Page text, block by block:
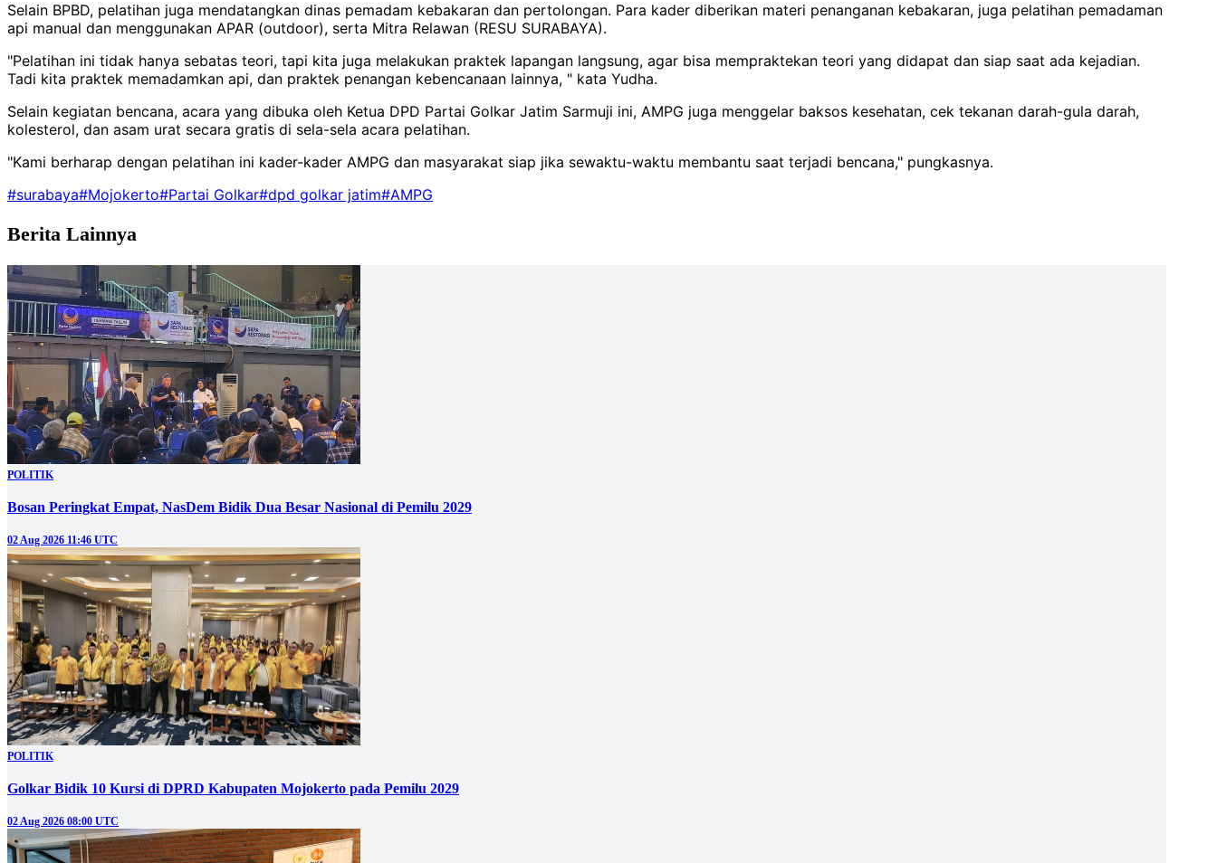
Selain BPBD, pelatihan juga mendatangkan dinas pemadam kebakaran dan pertolongan. Para kader diberikan materi penanganan kebakaran, juga pelatihan pemadaman
api manual dan menggunakan APAR (outdoor), serta Mitra Relawan (RESU SURABAYA).
"Pelatihan ini tidak hanya sebatas teori, tapi kita juga melakukan praktek lapangan langsung, agar bisa mempraktekan teori yang didapat dan siap saat ada kejadian.
Tadi kita praktek memadamkan api, dan praktek penangan kebencanaan lainnya, " kata Yudha.
Selain kegiatan bencana, acara yang dibuka oleh Ketua DPD Partai Golkar Jatim Sarmuji ini, AMPG juga menggelar baksos kesehatan, cek tekanan darah-gula darah,
kolesterol, dan asam urat secara gratis di sela-sela acara pelatihan.
"Kami berharap dengan pelatihan ini kader-kader AMPG dan masyarakat siap jika sewaktu-waktu membantu saat terjadi bencana," pungkasnya.
#surabaya#Mojokerto#Partai Golkar#dpd golkar jatim#AMPG
Berita Lainnya
POLITIK
Bosan Peringkat Empat, NasDem Bidik Dua Besar Nasional di Pemilu 2029
02 Aug 2026 11:46 UTC
POLITIK
Golkar Bidik 10 Kursi di DPRD Kabupaten Mojokerto pada Pemilu 2029
02 Aug 2026 08:00 UTC